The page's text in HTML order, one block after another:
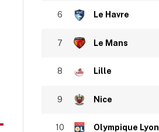
6 Le Havre
7 Le Mans
8 Lille
9 Nice
10 Olympique Lyon